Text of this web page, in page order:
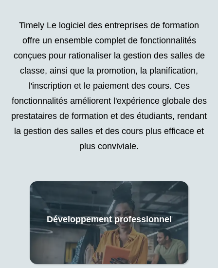
Timely Le logiciel des entreprises de formation
offre un ensemble complet de fonctionnalités
conçues pour rationaliser la gestion des salles de
classe, ainsi que la promotion, la planification,
l'inscription et le paiement des cours. Ces
fonctionnalités améliorent l'expérience globale des
prestataires de formation et des étudiants, rendant
la gestion des salles et des cours plus efficace et
plus conviviale.
Développement professionnel